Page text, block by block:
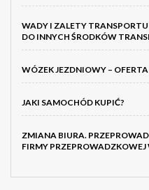
WADY I ZALETY
DO INNYCH ŚRODKÓW
WÓZEK JEZDNIOWY –
JAKI SAMOCHÓD KUPIĆ?
ZMIANA BIURA.
FIRMY